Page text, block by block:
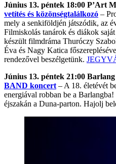
Június 13. péntek 18:00 P’Art
vetítés és közönségtalálkozó –
mely a senkiföldjén játszódik, az
Filmiskolás tanárok és diákok
készült filmdráma Thuróczy
Éva és Nagy Katica
rendezővel beszélgetünk.
Június 13. péntek 21:00
BAND koncert– A 18. életévét
energiával robban be a
éjszakán a Duna-parton. Hajolj